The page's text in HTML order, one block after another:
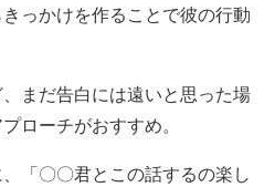
っかけを作ることで彼の行動
まだ告白には遠いと思った場
ローチがおすすめ。
「〇〇君とこの話するの楽し